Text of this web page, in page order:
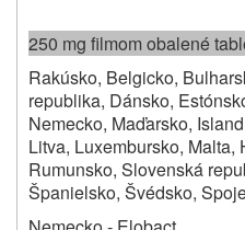
250 mg filmom obalené
Rakúsko, Belgicko,
republika, Dánsko,
Nemecko, Maďarsko,
Litva, Luxembursko, Malta,
Rumunsko, Slovenská
Španielsko, Švédsko,